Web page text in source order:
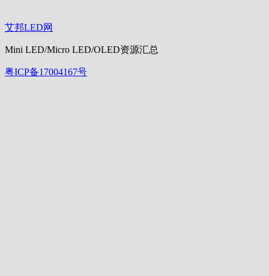
艾邦LED网
Mini LED/Micro LED/OLED资源汇总
粤ICP备17004167号